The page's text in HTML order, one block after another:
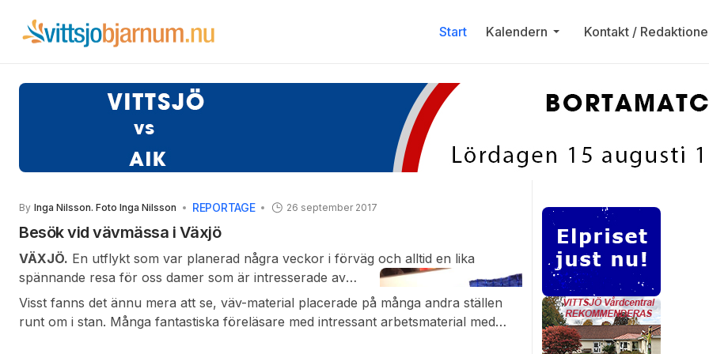
Start Kalendern Kontakt /
By Inga Nilsson. Foto Inga Nilsson REPORTAGE 26 september 2017
Besök vid vävmässa i Växjö
VÄXJÖ. En utflykt som var planerad några veckor i förväg och alltid en lika
spännande resa för oss damer som är intresserade av
vävteknik, färger, form, garner och mycket annat som
fanns i år att beskåda på ”Tips Hallen” i Växjö.
Visst fanns det ännu mera att se, väv-material placerade på många andra ställen
runt om i stan. Många fantastiska föreläsare med intressant arbetsmaterial med